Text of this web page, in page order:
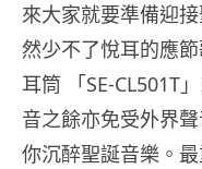
來大家就要準備迎
然少不了悅耳的應
耳筒 「SE-CL501T
音之餘亦免受外界
你沉醉聖誕音樂。